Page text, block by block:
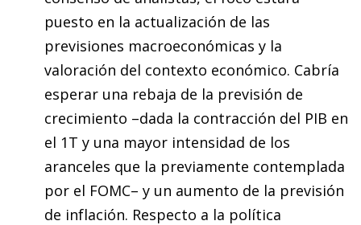
puesto en la actualización de las
previsiones macroeconómicas y la
valoración del contexto económico. Cabría
esperar una rebaja de la previsión de
crecimiento –dada la contracción del PIB en
el 1T y una mayor intensidad de los
aranceles que la previamente contemplada
por el FOMC– y un aumento de la previsión
de inflación. Respecto a la política